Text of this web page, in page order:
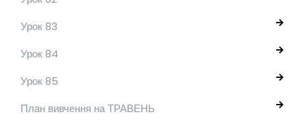
Урок 83
Урок 84
Урок 85
План вивчення на ТРАВЕНЬ